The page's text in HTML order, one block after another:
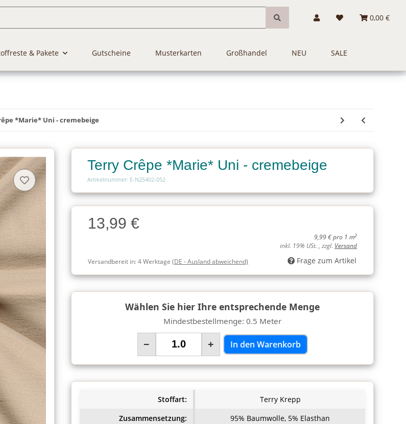
0,00 €
& Pakete Gutscheine Musterkarten Großhandel NEU SALE
*Marie* Uni - cremebeige
Terry Crêpe *Marie* Uni - cremebeige
Artikelnummer: E-N25402-052
Charge
Charge13,99 €
9,99 € pro 1 m2
inkl. 19% USt. , zzgl. Versand
Versandbereit in:4 Werktage (DE - Ausland abweichend) Frage zum Artikel
Wählen Sie hier Ihre entsprechende Menge
Mindestbestellmenge: 0.5 Meter
− + In den Warenkorb
Stoffart:
Terry Krepp
Zusammensetzung:
95% Baumwolle, 5% Elasthan